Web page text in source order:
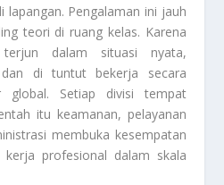
lapangan. Pengalaman ini jauh
teori di ruang kelas. Karena
terjun dalam situasi nyata,
dan di tuntut bekerja secara
global. Setiap divisi tempat
itu keamanan, pelayanan
membuka kesempatan
profesional dalam skala